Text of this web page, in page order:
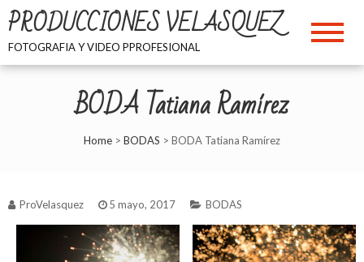
Skip
to
content
PRODUCCIONES VELASQUEZ
FOTOGRAFIA Y VIDEO PPROFESIONAL
BODA Tatiana Ramírez
Home > BODAS > BODA Tatiana Ramírez
ProVelasquez 5 mayo, 2017 BODAS